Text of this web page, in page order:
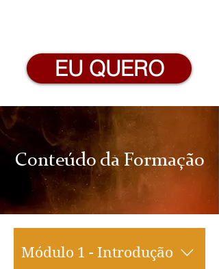
EU QUERO
Conteúdo da Formação
Módulo 1 - Introdução